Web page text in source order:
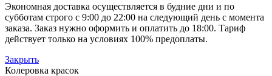
Экономная доставка осуществляется в будние дни и по
субботам строго с 9:00 до 22:00 на следующий день с момента
заказа. Заказ нужно оформить и оплатить до 18:00. Тариф
действует только на условиях 100% предоплаты.
Закрыть
Колеровка красок